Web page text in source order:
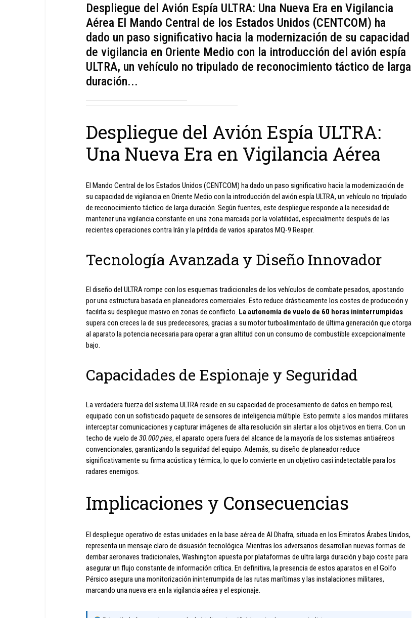
Despliegue del Avión Espía ULTRA: Una Nueva Era en Vigilancia
Aérea El Mando Central de los Estados Unidos (CENTCOM) ha
dado un paso significativo hacia la modernización de su capacidad
de vigilancia en Oriente Medio con la introducción del avión espía
ULTRA, un vehículo no tripulado de reconocimiento táctico de larga
duración...
Despliegue del Avión Espía ULTRA:
Una Nueva Era en Vigilancia Aérea
El Mando Central de los Estados Unidos (CENTCOM) ha dado un paso significativo hacia la modernización de
su capacidad de vigilancia en Oriente Medio con la introducción del avión espía ULTRA, un vehículo no tripulado
de reconocimiento táctico de larga duración. Según fuentes, este despliegue responde a la necesidad de
mantener una vigilancia constante en una zona marcada por la volatilidad, especialmente después de las
recientes operaciones contra Irán y la pérdida de varios aparatos MQ-9 Reaper.
Tecnología Avanzada y Diseño Innovador
El diseño del ULTRA rompe con los esquemas tradicionales de los vehículos de combate pesados, apostando
por una estructura basada en planeadores comerciales. Esto reduce drásticamente los costes de producción y
facilita su despliegue masivo en zonas de conflicto. La autonomía de vuelo de 60 horas ininterrumpidas
supera con creces la de sus predecesores, gracias a su motor turboalimentado de última generación que otorga
al aparato la potencia necesaria para operar a gran altitud con un consumo de combustible excepcionalmente
bajo.
Capacidades de Espionaje y Seguridad
La verdadera fuerza del sistema ULTRA reside en su capacidad de procesamiento de datos en tiempo real,
equipado con un sofisticado paquete de sensores de inteligencia múltiple. Esto permite a los mandos militares
interceptar comunicaciones y capturar imágenes de alta resolución sin alertar a los objetivos en tierra. Con un
techo de vuelo de 30.000 pies, el aparato opera fuera del alcance de la mayoría de los sistemas antiaéreos
convencionales, garantizando la seguridad del equipo. Además, su diseño de planeador reduce
significativamente su firma acústica y térmica, lo que lo convierte en un objetivo casi indetectable para los
radares enemigos.
Implicaciones y Consecuencias
El despliegue operativo de estas unidades en la base aérea de Al Dhafra, situada en los Emiratos Árabes Unidos,
representa un mensaje claro de disuasión tecnológica. Mientras los adversarios desarrollan nuevas formas de
derribar aeronaves tradicionales, Washington apuesta por plataformas de ultra larga duración y bajo coste para
asegurar un flujo constante de información crítica. En definitiva, la presencia de estos aparatos en el Golfo
Pérsico asegura una monitorización ininterrumpida de las rutas marítimas y las instalaciones militares,
marcando una nueva era en la vigilancia aérea y el espionaje.